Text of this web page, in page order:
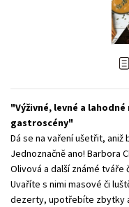
Výživné, levné a
gastroscény
Dá se na vaření ušetřit,
Jednoznačně ano! Barbora
Olivová a další známé
Uvaříte s nimi masové či
dezerty, upotřebíte zbytky